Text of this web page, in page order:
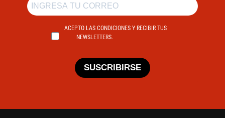
ACEPTO LAS CONDICIONES Y RECIBIR TUS
NEWSLETTERS.
SUSCRIBIRSE